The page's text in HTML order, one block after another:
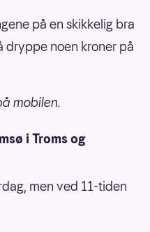
på en skikkelig bra
dryppe noen kroner på
mobilen.
i Troms og
men ved 11-tiden